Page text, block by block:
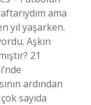
ama
yıl yaşarken.
Aşkın
21
ardından
sayıda